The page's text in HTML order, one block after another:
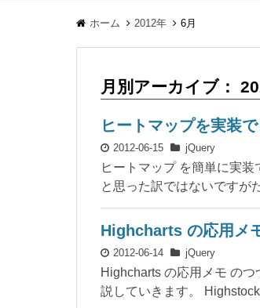
ホーム 2012年 6月
月別アーカイブ：
ヒートマップを実装
2012-06-15 jQuery
ヒートマップ を簡単に実
と思った訳ではないですが
Highcharts の応用メ
2012-06-14 jQuery
Highcharts の応用メモ の
説していきます。